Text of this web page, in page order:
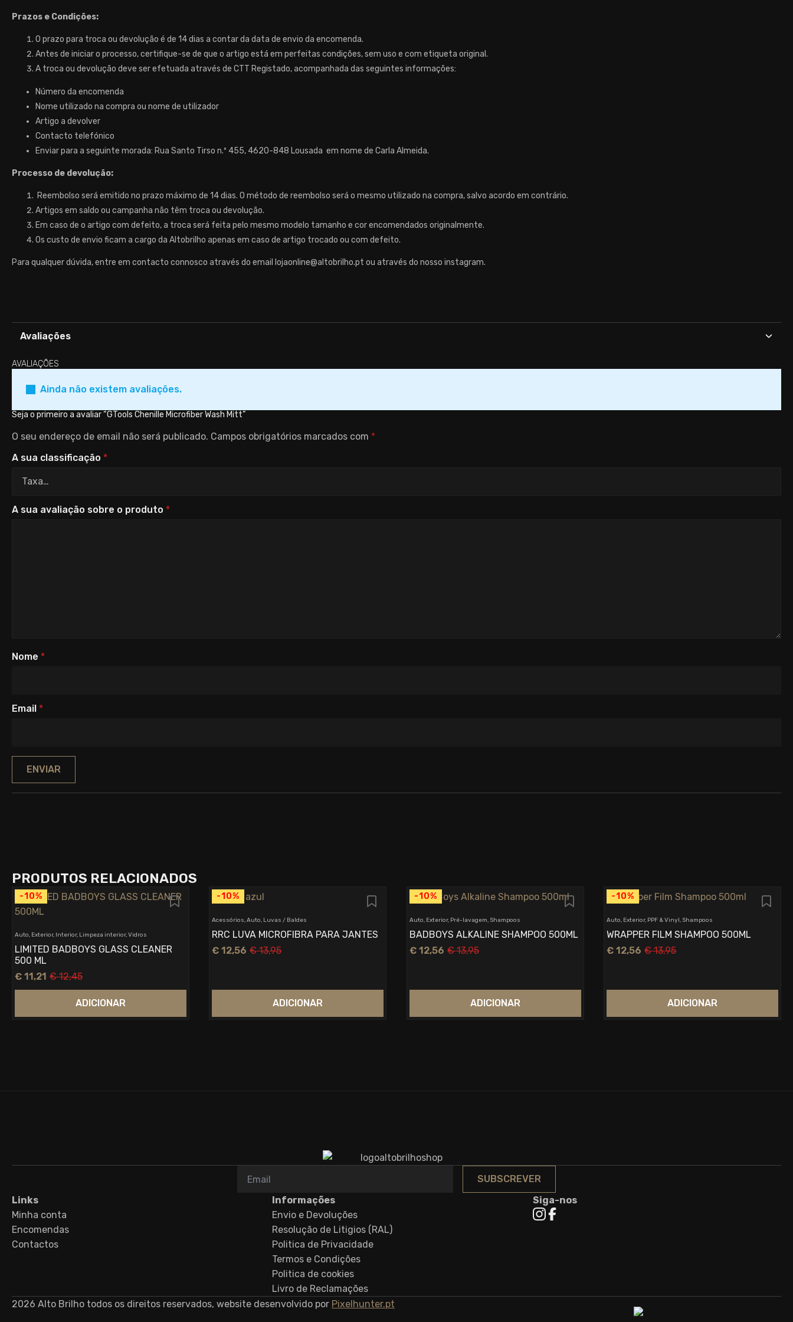
Prazos e Condições:
O prazo para troca ou devolução é de 14 dias a contar da data de envio da encomenda.
Antes de iniciar o processo, certifique-se de que o artigo está em perfeitas condições, sem uso e com etiqueta original.
A troca ou devolução deve ser efetuada através de CTT Registado, acompanhada das seguintes informações:
Número da encomenda
Nome utilizado na compra ou nome de utilizador
Artigo a devolver
Contacto telefónico
Enviar para a seguinte morada: Rua Santo Tirso n.º 455, 4620-848 Lousada em nome de Carla Almeida.
Processo de devolução:
Reembolso será emitido no prazo máximo de 14 dias. O método de reembolso será o mesmo utilizado na compra, salvo acordo em contrário.
Artigos em saldo ou campanha não têm troca ou devolução.
Em caso de o artigo com defeito, a troca será feita pelo mesmo modelo tamanho e cor encomendados originalmente.
Os custo de envio ficam a cargo da Altobrilho apenas em caso de artigo trocado ou com defeito.
Para qualquer dúvida, entre em contacto connosco através do email lojaonline@altobrilho.pt ou através do nosso instagram.
Avaliações
AVALIAÇÕES
Ainda não existem avaliações.
Seja o primeiro a avaliar “GTools Chenille Microfiber Wash Mitt”
O seu endereço de email não será publicado. Campos obrigatórios marcados com *
A sua classificação *
A sua avaliação sobre o produto *
Nome *
Email *
PRODUTOS RELACIONADOS
-10%
Auto, Exterior, Interior, Limpeza interior, Vidros
LIMITED BADBOYS GLASS CLEANER
500 ML
€12,45
O
preço
era:
€ 11,21
O
preço
é:
ADICIONAR
-10%
Acessórios, Auto, Luvas / Baldes
RRC LUVA MICROFIBRA PARA JANTES
€13,95
O
era:
€ 12,56
O
é:
ADICIONAR
-10%
Auto, Exterior, Pré-lavagem, Shampoos
BADBOYS ALKALINE SHAMPOO 500ML
€13,95
O
era:
€12,56
O
é:
ADICIONAR
-10%
Auto, Exterior, PPF & Vinyl, Shampoos
WRAPPER FILM SHAMPOO 500ML
€13,95
O
era:
€ 12,56
O
é:
ADICIONAR
SUBSCREVER
Links
Minha conta
Encomendas
Contactos
Informações
Envio e Devoluções
Resolução de Litigios (RAL)
Politica de Privacidade
Termos e Condições
Politica de cookies
Livro de Reclamações
Siga-nos
2026 Alto Brilho todos os direitos reservados, website desenvolvido por Pixelhunter.pt